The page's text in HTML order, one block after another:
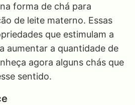
forma de chá para
de leite materno. Essas
que estimulam a
aumentar a quantidade de
agora alguns chás que
sentido.